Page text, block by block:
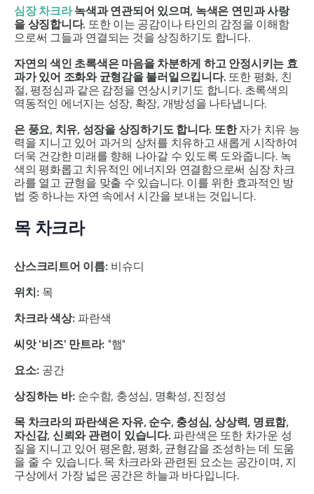
심장 차크라 녹색과 연관되어 있으며, 녹색은 연민과 사랑
을 상징합니다. 또한 이는 공감이나 타인의 감정을 이해함
으로써 그들과 연결되는 것을 상징하기도 합니다.
자연의 색인 초록색은 마음을 차분하게 하고 안정시키는 효
과가 있어 조화와 균형감을 불러일으킵니다. 또한 평화, 친
절, 평정심과 같은 감정을 연상시키기도 합니다. 초록색의
역동적인 에너지는 성장, 확장, 개방성을 나타냅니다.
은 풍요, 치유, 성장을 상징하기도 합니다. 또한자가 치유 능
력을 지니고 있어 과거의 상처를 치유하고 새롭게 시작하여
더욱 건강한 미래를 향해 나아갈 수 있도록 도와줍니다. 녹
색의 평화롭고 치유적인 에너지와 연결함으로써 심장 차크
라를 열고 균형을 맞출 수 있습니다. 이를 위한 효과적인 방
법 중 하나는 자연 속에서 시간을 보내는 것입니다.
목 차크라
산스크리트어 이름: 비슈디
위치: 목
차크라 색상: 파란색
씨앗 '비즈' 만트라: "햄"
요소: 공간
상징하는 바: 순수함, 충성심, 명확성, 진정성
목 차크라의 파란색은 자유, 순수, 충성심, 상상력, 명료함,
자신감, 신뢰와 관련이 있습니다. 파란색은 또한 차가운 성
질을 지니고 있어 평온함, 평화, 균형감을 조성하는 데 도움
을 줄 수 있습니다.목 차크라와 관련된 요소는 공간이며, 지
구상에서 가장 넓은 공간은 하늘과 바다입니다.